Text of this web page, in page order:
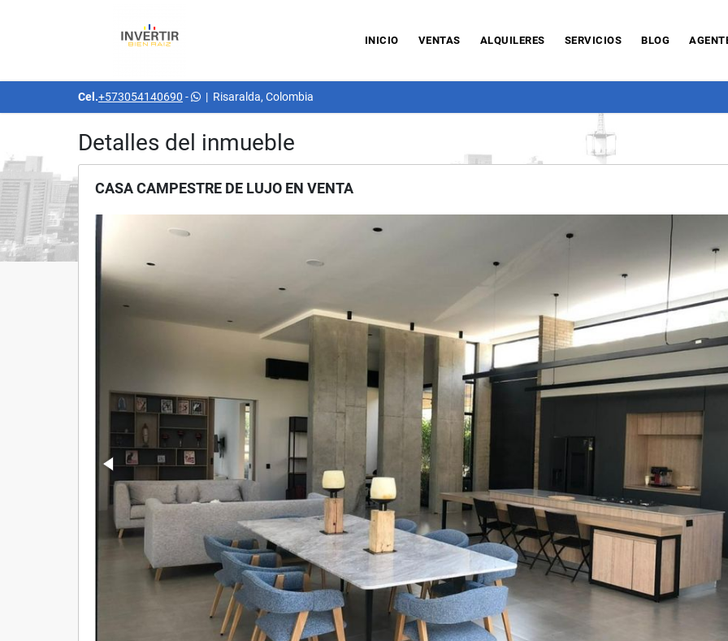
INICIO VENTAS ALQUILERES SERVICIOS BLOG
Cel.+573054140690 - | Risaralda, Colombia
Detalles del inmueble
CASA CAMPESTRE DE LUJO EN VENTA